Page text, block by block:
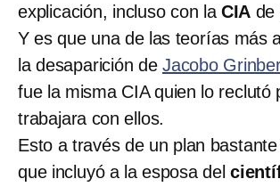
explicación, incluso con la CIA de
Y es que una de las teorías más
la desaparición deJacobo
fue la misma CIA quien lo reclutó
trabajara con ellos.
Esto a través de un plan
que incluyó a la esposa del